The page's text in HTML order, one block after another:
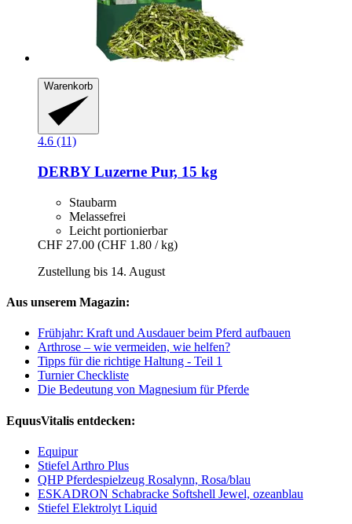
Warenkorb
4.6 (11)
DERBYLuzerne Pur, 15 kg
Staubarm
Melassefrei
Leicht portionierbar
CHF 27.00 (CHF 1.80 / kg)
Zustellung bis 14. August
Aus unserem Magazin:
Frühjahr: Kraft und Ausdauer beim Pferd aufbauen
Arthrose – wie vermeiden, wie helfen?
Tipps für die richtige Haltung - Teil 1
Turnier Checkliste
Die Bedeutung von Magnesium für Pferde
EquusVitalis entdecken:
Equipur
Stiefel Arthro Plus
QHP Pferdespielzeug Rosalynn, Rosa/blau
ESKADRON Schabracke Softshell Jewel, ozeanblau
Stiefel Elektrolyt Liquid